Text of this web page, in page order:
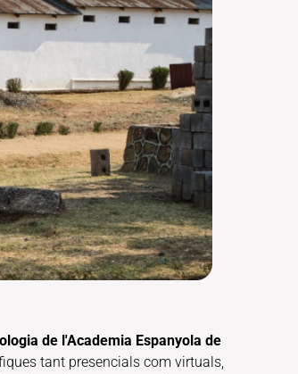
de l'Academia Espanyola de
tant presencials com virtuals,